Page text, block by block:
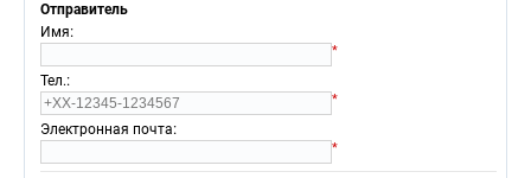
Отправитель
Имя:
*
Тел.:
*
Электронная почта:
*